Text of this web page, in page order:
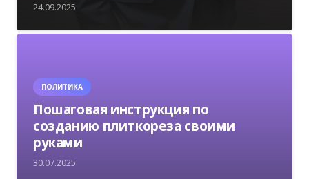
24.09.2025
ПОЛИТИКА
Пошаговая инструкция по
созданию плиткореза своими
руками
30.07.2025